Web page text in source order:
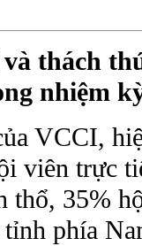
thách
nhiệm
VCCI,
viên trực
thổ, 35%
phía